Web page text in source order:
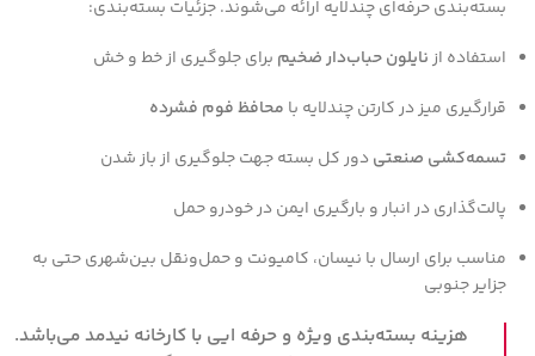
بسته‌بندی حرفه‌ای چند‌لایه ارائه می‌شوند. جزئیات بسته‌بندی:
استفاده ازنایلون حباب‌دار ضخیم برای جلوگیری از خط و خش
قرارگیری میز در کارتن چندلایه با محافظ فوم فشرده
تسمه‌کشی صنعتیدور کل بسته جهت جلوگیری از باز شدن
پالت‌گذاری در انبار و بارگیری ایمن در خودرو حمل
مناسب برای ارسال با نیسان، کامیونت و حمل‌ونقل بین‌شهری حتی به
جزایر جنوبی
هزینه بسته‌بندی ویژه و حرفه ایی با کارخانه نیدمد می‌باشد.